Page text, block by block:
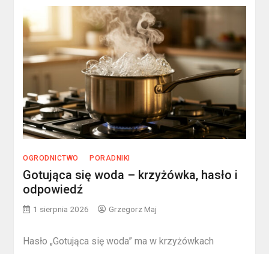
OGRODNICTWO PORADNIKI
Gotująca się woda – krzyżówka, hasło i
odpowiedź
1 sierpnia 2026 Grzegorz Maj
Hasło „Gotująca się woda” ma w krzyżówkach